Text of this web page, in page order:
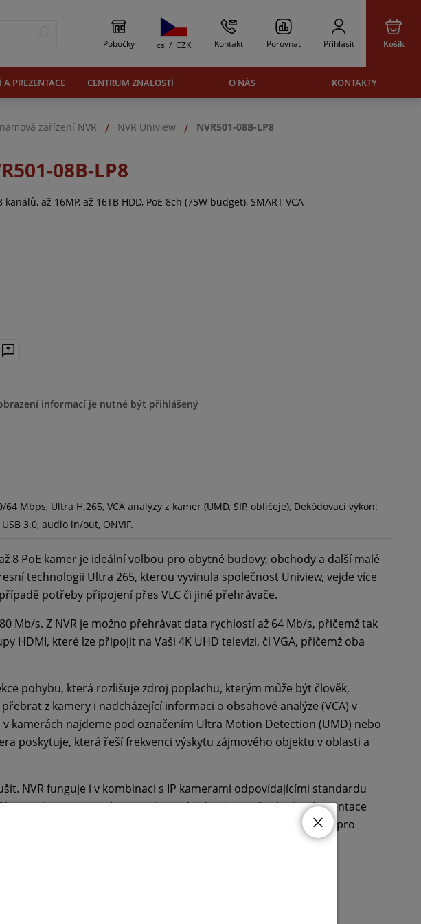
Pobočky cs / CZK Kontakt Porovnat Přihlásit Košík
A PREZENTACE CENTRUM ZNALOSTÍ O NÁS KONTAKTY
zařízení NVR NVR Uniview NVR501-08B-LP8
08B-LP8
kanálů, až 16MP, až 16TB HDD, PoE 8ch (75W budget), SMART VCA
informací je nutné být přihlášený
Mbps, Ultra H.265, VCA analýzy z kamer (UMD, SIP, obličeje), Dekódovací výkon:
3.0, audio in/out, ONVIF.
8 PoE kamer je ideální volbou pro obytné budovy, obchody a další malé
technologii Ultra 265, kterou vyvinula společnost Uniview, vejde více
potřeby připojení přes VLC či jiné přehrávače.
Mb/s. Z NVR je možno přehrávat data rychlostí až 64 Mb/s, přičemž tak
HDMI, které lze připojit na Vaši 4K UHD televizi, či VGA, přičemž oba
pohybu, která rozlišuje zdroj poplachu, kterým může být člověk,
z kamery i nadcházející informaci o obsahové analýze (VCA) v
kamerách najdeme pod označením Ultra Motion Detection (UMD) nebo
poskytuje, která řeší frekvenci výskytu zájmového objektu v oblasti a
NVR funguje i v kombinaci s IP kamerami odpovídajícími standardu
nebo v omezeném rozsahu v závislosti na způsobu implementace
a dva porty USB (2.0 a 3.0) na zadní straně zařízení využitelné pro
aktualizovat prostřednictvím cloudu.
motorové a nemotorové vozidlo